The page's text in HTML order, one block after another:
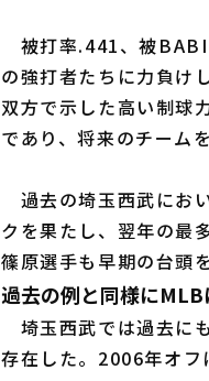
被打率.441、被
の強打者たちに力負け
双方で示した高い制球
であり、将来のチーム
過去の埼玉西武にお
クを果たし、翌年の最
篠原選手も早期の台頭
過去の例と同様に
埼玉西武では過去に
存在した。2006年オ